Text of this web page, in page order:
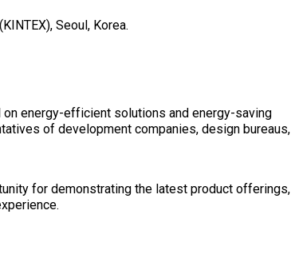
Seoul, Korea.
energy-efficient solutions and energy-saving
of development companies, design bureaus,
for demonstrating the latest product offerings,